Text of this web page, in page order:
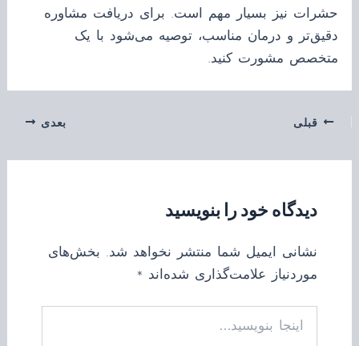
حشرات نیز بسیار مهم است. برای دریافت مشاوره
دقیق‌تر و درمان مناسب، توصیه می‌شود با یک
متخصص مشورت کنید.
قبلی بعدی
دیدگاه‌ خود را بنویسید
نشانی ایمیل شما منتشر نخواهد شد.
بخش‌های
موردنیاز علامت‌گذاری شده‌اند *
بنویسید…